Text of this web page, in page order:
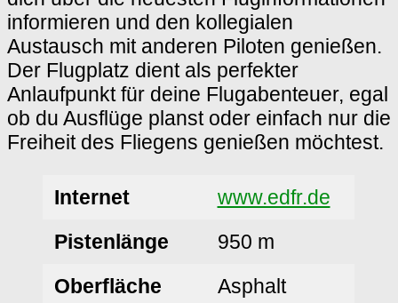
informieren und den kollegialen
Austausch mit anderen Piloten genießen.
Der Flugplatz dient als perfekter
Anlaufpunkt für deine Flugabenteuer, egal
ob du Ausflüge planst oder einfach nur die
Freiheit des Fliegens genießen möchtest.
Internet
www.edfr.de
Pistenlänge
950 m
Oberfläche
Asphalt